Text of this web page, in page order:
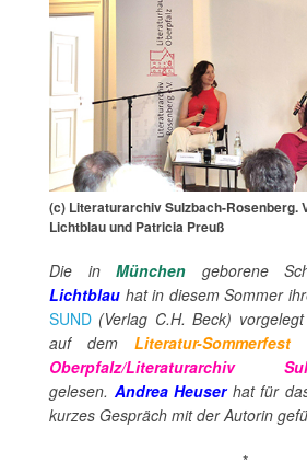
(c) Literaturarchiv Sulzbach-Rosenberg.
Lichtblau und Patricia Preuß
Die inMünchen geborene
Lichtblau hat in diesem Sommer
SUND (Verlag C.H. Beck)
auf dem Literatur-Sommerfest
Oberpfalz/Literaturarchiv
gelesen. Andrea Heuserhat für
kurzes Gespräch mit der Autorin
*